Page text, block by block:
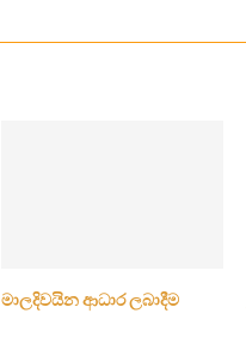
මාලදිවයින ආධාර ලබාදීම